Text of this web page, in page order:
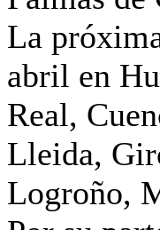
La
abril en
Real,
Lleida,
Logroño,